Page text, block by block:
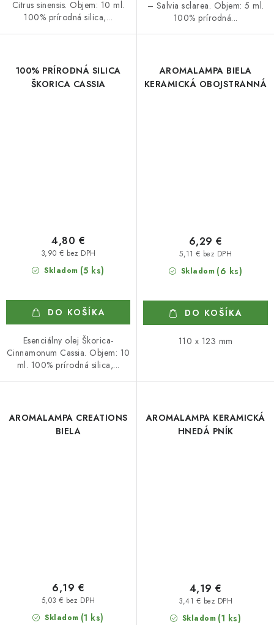
Citrus sinensis. Objem: 10 ml.
100% prírodná silica,...
– Salvia sclarea. Objem: 5 ml.
100% prírodná...
100% PRÍRODNÁ SILICA
ŠKORICA CASSIA
Skladom (5 ks)
3,90 € bez DPH
4,80 €
DO KOŠÍKA
Esenciálny olej Škorica-
Cinnamonum Cassia. Objem: 10
ml. 100% prírodná silica,...
AROMALAMPA BIELA
KERAMICKÁ OBOJSTRANNÁ
Skladom (6 ks)
5,11 € bez DPH
6,29 €
DO KOŠÍKA
110 x 123 mm
AROMALAMPA CREATIONS
BIELA
Skladom (1 ks)
5,03 € bez DPH
6,19 €
AROMALAMPA KERAMICKÁ
HNEDÁ PNÍK
Skladom (1 ks)
3,41 € bez DPH
4,19 €